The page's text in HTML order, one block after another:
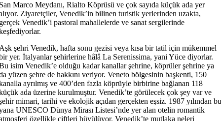
Marco Meydanı, Rialto Köprüsü ve çok sayıda küçük ada yer
Ziyaretçiler, Venedik’in bilinen turistik yerlerinden uzakta,
Venedik’i pastoral mahallelerde ve sanat sergilerinde
şehri Venedik, hafta sonu gezisi veya kısa bir tatil için mükemmel
yer. İtalyanlar şehirlerine hâlâ La Serenissima, yani Yüce diyorlar.
isim Venedik’e olduğu kadar kanallar şehrine, köprüler şehrine ya
yüzen şehre de hakkını veriyor. Veneto bölgesinin başkenti, 150
ayrılmış ve 400’den fazla köprüyle birbirine bağlanan 118
ada üzerine kurulmuştur. Venedik’te görülecek çok şey var ve
mimari, tarihi ve ekolojik açıdan gerçekten eşsiz. 1987 yılından bu
UNESCO Dünya Mirası Listesi’nde yer alan otelin romantik
özellikle çiftleri büyülüyor. Venedik’te mutlaka neleri